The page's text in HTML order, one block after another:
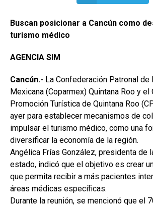
Buscan posicionar a Cancún como
turismo médico
AGENCIA SIM
Cancún.- La Confederación Patronal de
Mexicana (Coparmex) Quintana Roo y el
Promoción Turística de Quintana Roo
ayer para establecer mecanismos de
impulsar el turismo médico, como una
diversificar la economía de la región.
Angélica Frías González, presidenta de
estado, indicó que el objetivo es crear
que permita recibir a más pacientes
áreas médicas específicas.
Durante la reunión, se mencionó que el